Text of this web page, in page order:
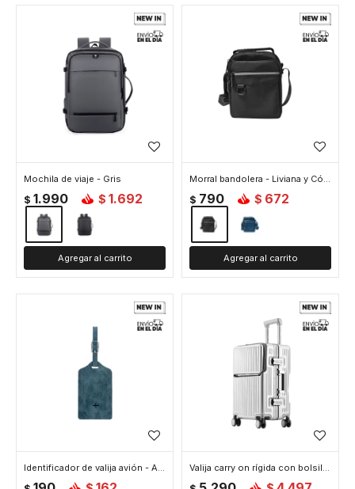
Mochila de viaje - Gris
$ 1.990 $ 1.692
Morral bandolera - Liviana y Cómoda - Negro
$ 790 $ 672
Identificador de valija avión - Azul Valija carry on rí­gida con bolsillo delantero - Gris